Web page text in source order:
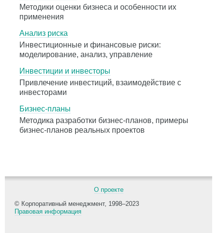
Методики оценки бизнеса и особенности их
применения
Анализ риска
Инвестиционные и финансовые риски:
моделирование, анализ, управление
Инвестиции и инвесторы
Привлечение инвестиций, взаимодействие с
инвесторами
Бизнес-планы
Методика разработки бизнес-планов, примеры
бизнес-планов реальных проектов
О проекте
© Корпоративный менеджмент, 1998–2023
Правовая информация